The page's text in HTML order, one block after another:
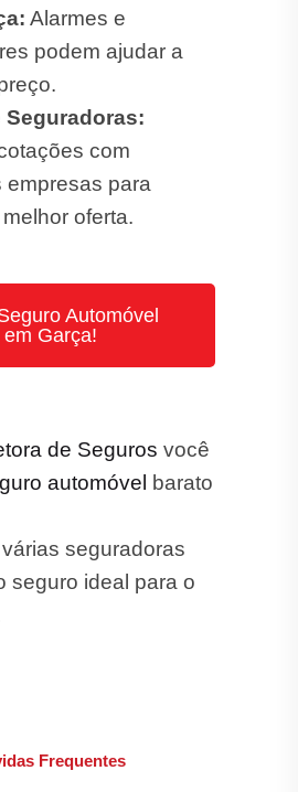
podem ajudar a
com
para
oferta.
Automóvel
em Garça!
automóvelbarato
seguradoras
seguro ideal para o